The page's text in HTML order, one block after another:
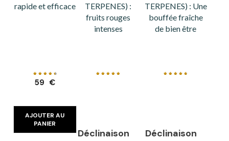
rapide et efficace
4.68
sur 5
59 €
AJOUTER AU
PANIER
TERPENES) :
fruits rouges
intenses
Déclinaison
TERPENES) : Une
bouffée fraîche
de bien être
Déclinaison